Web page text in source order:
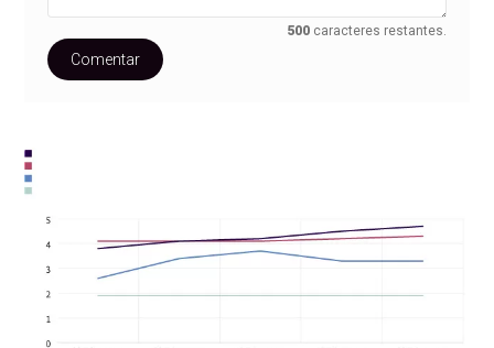
500 caracteres restantes.
Comentar